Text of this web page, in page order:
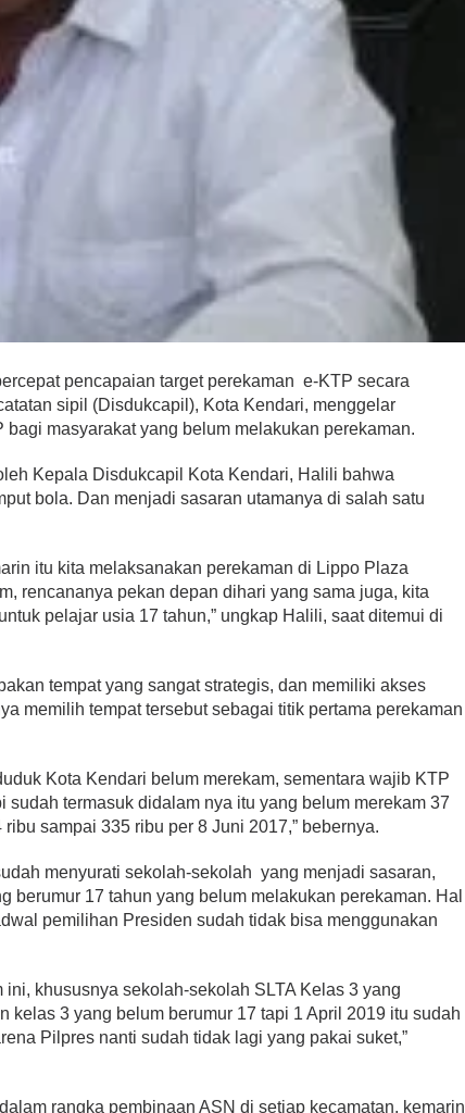
pencapaian target perekaman e-KTP secara
sipil (Disdukcapil), Kota Kendari, menggelar
masyarakat yang belum melakukan perekaman.
Kepala Disdukcapil Kota Kendari, Halili bahwa
bola. Dan menjadi sasaran utamanya di salah satu
itu kita melaksanakan perekaman di Lippo Plaza
rencananya pekan depan dihari yang sama juga, kita
pelajar usia 17 tahun,” ungkap Halili, saat ditemui di
tempat yang sangat strategis, dan memiliki akses
memilih tempat tersebut sebagai titik pertama perekaman
Kota Kendari belum merekam, sementara wajib KTP
sudah termasuk didalam nya itu yang belum merekam 37
sampai 335 ribu per 8 Juni 2017,” bebernya.
menyurati sekolah-sekolah yang menjadi sasaran,
berumur 17 tahun yang belum melakukan perekaman. Hal
pemilihan Presiden sudah tidak bisa menggunakan
ini, khususnya sekolah-sekolah SLTA Kelas 3 yang
kelas 3 yang belum berumur 17 tapi 1 April 2019 itu sudah
Pilpres nanti sudah tidak lagi yang pakai suket,”
rangka pembinaan ASN di setiap kecamatan, kemarin